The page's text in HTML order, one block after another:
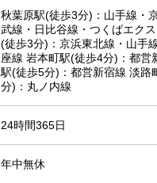
秋葉原駅(徒歩3分)：山手線・
武線・日比谷線・つくばエク
(徒歩3分)：京浜東北線・山手
座線 岩本町駅(徒歩4分)：都営
駅(徒歩5分)：都営新宿線 淡路
分)：丸ノ内線
24時間365日
年中無休